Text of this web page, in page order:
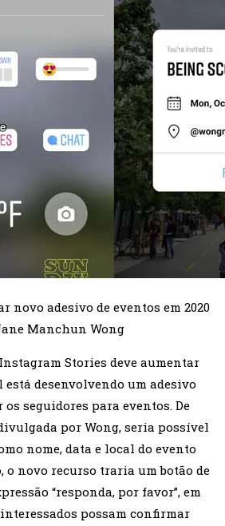
novo adesivo de eventos em 2020
Manchun Wong
Stories deve aumentar
está desenvolvendo um adesivo
seguidores para eventos. De
por Wong, seria possível
nome, data e local do evento
o novo recurso traria um botão de
“responda, por favor”, em
possam confirmar